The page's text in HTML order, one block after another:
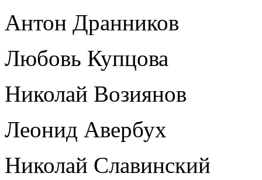
Антон Дранников
Любовь Купцова
Николай Возиянов
Леонид Авербух
Николай Славинский